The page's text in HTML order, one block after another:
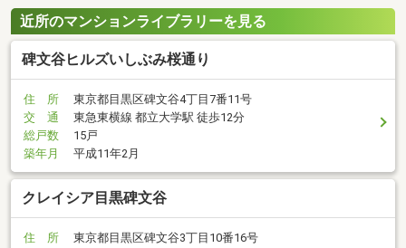
近所のマンションライブラリーを見る
碑文谷ヒルズいしぶみ桜通り
住 所
東京都目黒区碑文谷4丁目7番11号
交 通
東急東横線 都立大学駅 徒歩12分
総戸数
15戸
築年月
平成11年2月
クレイシア目黒碑文谷
住 所
東京都目黒区碑文谷3丁目10番16号